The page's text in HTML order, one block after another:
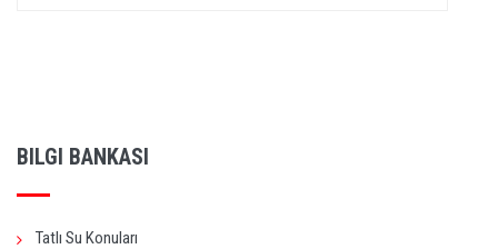
BILGI BANKASI
Tatlı Su Konuları